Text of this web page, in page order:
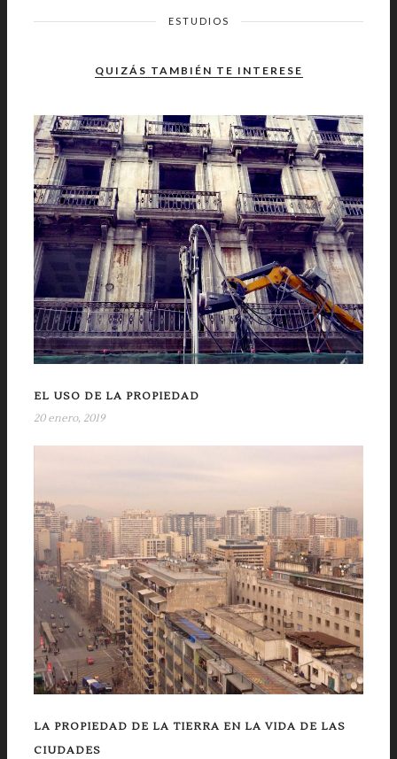
ESTUDIOS
QUIZÁS TAMBIÉN TE INTERESE
EL USO DE LA PROPIEDAD
20 enero, 2019
LA PROPIEDAD DE LA TIERRA EN LA VIDA DE LAS
CIUDADES